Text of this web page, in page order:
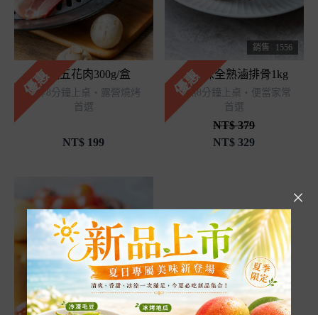
優惠炙燒五花肉300g/盒
氣炸8分鐘上桌・露營燒烤
首選
NT$ 199
銷售 1556
優惠
古早味全熟滷排骨1kg
加熱8分鐘上桌・便當家常
首選
NT$ 379
NT$ 329